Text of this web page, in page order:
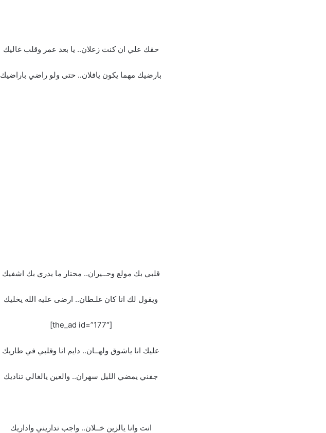
حقك علي ان كنت زعلان.. يا بعد عمر وقلب غاليك
بارضيك مهما يكون يافلان.. حتى ولو راضي باراضيك
قلبي بك مولع وحــيران.. محتار ما يدري بك اشفيك
ويقول لك انا كان غلـطان.. ارضى عليه الله يخليك
[the_ad id=”177″]
عليك انا ياشوق ولهــان.. دايم انا وقلبي في طاريك
جفني يمضي الليل سهران.. والعين يالغالي تناديك
انت وانا يالزين خــلان.. واجب تداريني واداريك